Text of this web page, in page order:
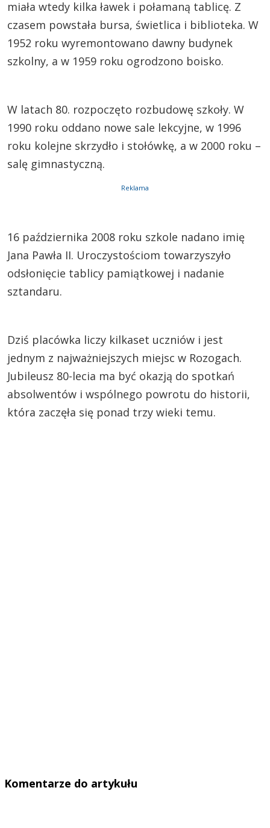
miała wtedy kilka ławek i połamaną tablicę. Z
czasem powstała bursa, świetlica i biblioteka. W
1952 roku wyremontowano dawny budynek
szkolny, a w 1959 roku ogrodzono boisko.
W latach 80. rozpoczęto rozbudowę szkoły. W
1990 roku oddano nowe sale lekcyjne, w 1996
roku kolejne skrzydło i stołówkę, a w 2000 roku –
salę gimnastyczną.
Reklama
16 października 2008 roku szkole nadano imię
Jana Pawła II. Uroczystościom towarzyszyło
odsłonięcie tablicy pamiątkowej i nadanie
sztandaru.
Dziś placówka liczy kilkaset uczniów i jest
jednym z najważniejszych miejsc w Rozogach.
Jubileusz 80-lecia ma być okazją do spotkań
absolwentów i wspólnego powrotu do historii,
która zaczęła się ponad trzy wieki temu.
Komentarze do artykułu